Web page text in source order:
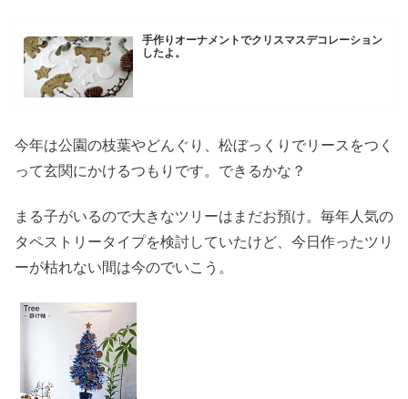
手作りオーナメントでクリスマスデコレーション
したよ。
今年は公園の枝葉やどんぐり、松ぼっくりでリースをつく
って玄関にかけるつもりです。できるかな？
まる子がいるので大きなツリーはまだお預け。毎年人気の
タペストリータイプを検討していたけど、今日作ったツリ
ーが枯れない間は今のでいこう。